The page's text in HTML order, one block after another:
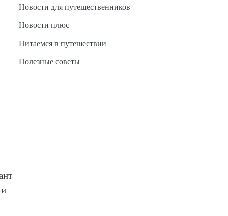
Новости для путешественников
Новости плюс
Питаемся в путешествии
Полезные советы